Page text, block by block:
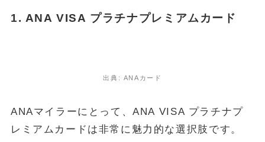
1. ANA VISA プラチナプレミアムカード
出典: ANAカード
ANAマイラーにとって、ANA VISA プラチナプ
レミアムカードは非常に魅力的な選択肢です。